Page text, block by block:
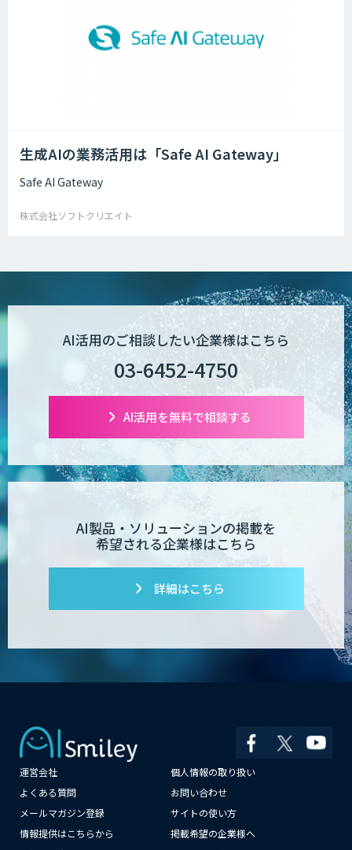
生成AIの業務活用は「Safe AI Gateway」
Safe AI Gateway
株式会社ソフトクリエイト
AI活用のご相談したい企業様はこちら
03-6452-4750
AI活用を無料で相談する
AI製品・ソリューションの掲載を
希望される企業様はこちら
詳細はこちら
運営会社
個人情報の取り扱い
よくある質問
お問い合わせ
メールマガジン登録
サイトの使い方
情報提供はこちらから
掲載希望の企業様へ